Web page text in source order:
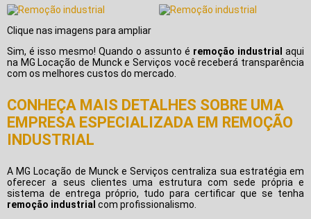
Clique nas imagens para ampliar
Sim, é isso mesmo! Quando o assunto é remoção industrial aqui
na MG Locação de Munck e Serviços você receberá transparência
com os melhores custos do mercado.
CONHEÇA MAIS DETALHES SOBRE UMA
EMPRESA ESPECIALIZADA EM REMOÇÃO
INDUSTRIAL
A MG Locação de Munck e Serviços centraliza sua estratégia em
oferecer a seus clientes uma estrutura com sede própria e
sistema de entrega próprio, tudo para certificar que se tenha
remoção industrial com profissionalismo.